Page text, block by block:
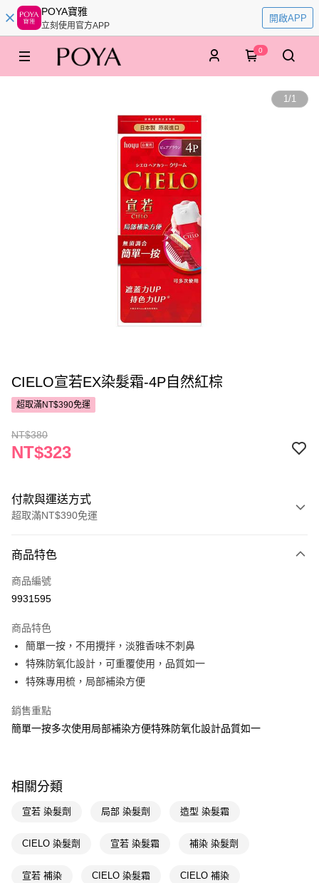
POYA寶雅
立刻使用官方APP
開啟APP
0
1/1
CIELO宣若EX染髮霜-4P自然紅棕
超取滿NT$390免運
NT$380
NT$323
付款與運送方式
超取滿NT$390免運
POYA支付
信用卡一次付款
LINE Pay
Apple Pay
悠遊付
相關說明
【關於「AFTEE先享後付」】
１．簡單：不需註冊會員、不需綁卡、不需儲值。
３．安心：先確認商品／服務後，再付款。
即享券
全家取貨付款
商品特色
商品編號
9931595
商品特色
簡單一按，不用攪拌，淡雅香味不刺鼻
特殊防氧化設計，可重覆使用，品質如一
特殊專用梳，局部補染方便
銷售重點
簡單一按多次使用局部補染方便特殊防氧化設計品質如一
相關分類
宣若 染髮劑 局部 染髮劑 造型 染髮霜
CIELO 染髮劑 宣若 染髮霜 補染 染髮劑
宣若 補染 CIELO 染髮霜 CIELO 補染